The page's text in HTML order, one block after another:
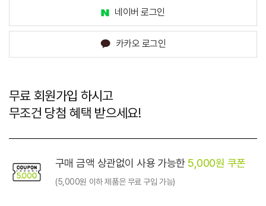
주문시 입력하셨던 주문자 성함과 주문번호를 입력해 주세요.
네이버 로그인
카카오 로그인
무료 회원가입 하시고
무조건 당첨 혜택 받으세요!
구매 금액 상관없이 사용 가능한 5,000원 쿠폰
(5,000원 이하 제품은 무료 구입 가능)